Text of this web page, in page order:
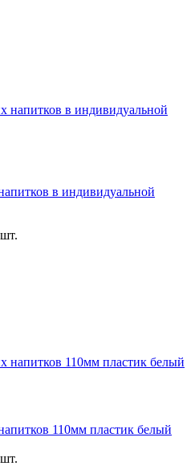
в индивидуальной
110мм пластик белый